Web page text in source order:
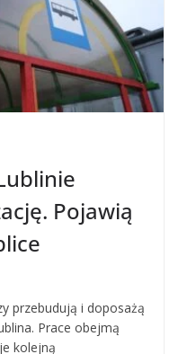
Pojawią
przebudują i doposażą
Prace obejmą
kolejną